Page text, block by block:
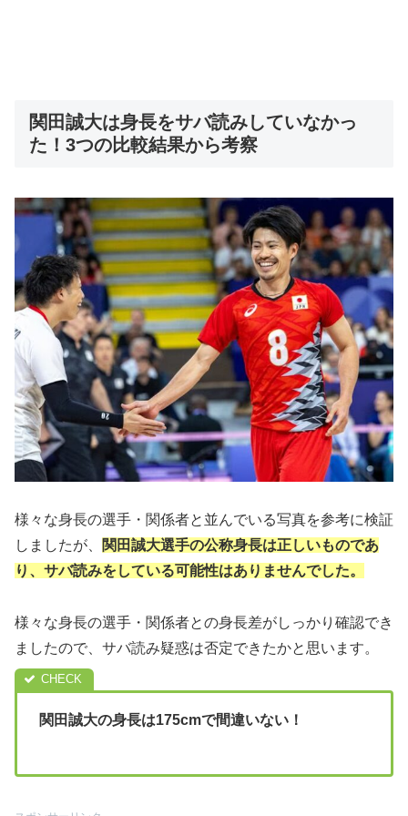
関田誠大は身長をサバ読みしていなかっ
た！3つの比較結果から考察
様々な身長の選手・関係者と並んでいる写真を参考に検証
しましたが、
関田誠大選手の公称身長は正しいものであ
り、サバ読みをしている可能性はありませんでした。
様々な身長の選手・関係者との身長差がしっかり確認でき
ましたので、サバ読み疑惑は否定できたかと思います。
関田誠大の身長は175cmで間違いない！